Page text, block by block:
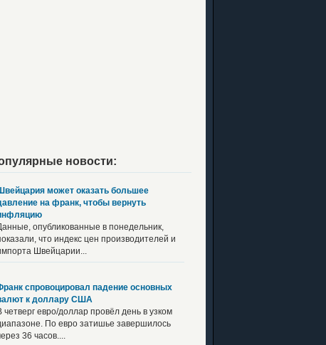
новости:
может оказать большее
на франк, чтобы вернуть
опубликованные в понедельник,
что индекс цен производителей и
Швейцарии...
спровоцировал падение основных
к доллару США
четверг евро/доллар провёл день в узком
По евро затишье завершилось
36 часов....